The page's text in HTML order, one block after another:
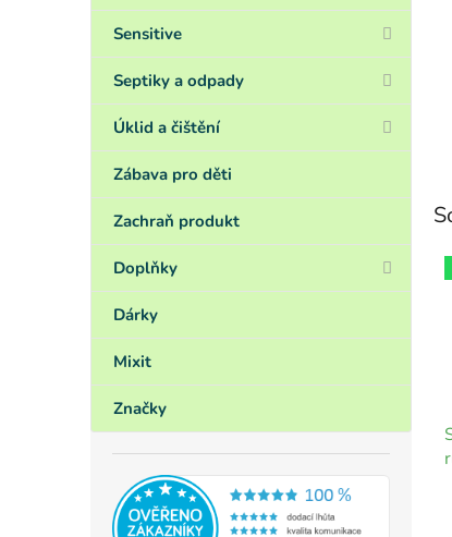
Sensitive
Septiky a odpady
Úklid a čištění
Zábava pro děti
Zachraň produkt
Doplňky
Dárky
Mixit
Značky